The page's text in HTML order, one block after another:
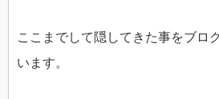
ここまでして隠してきた事をブロ
います。